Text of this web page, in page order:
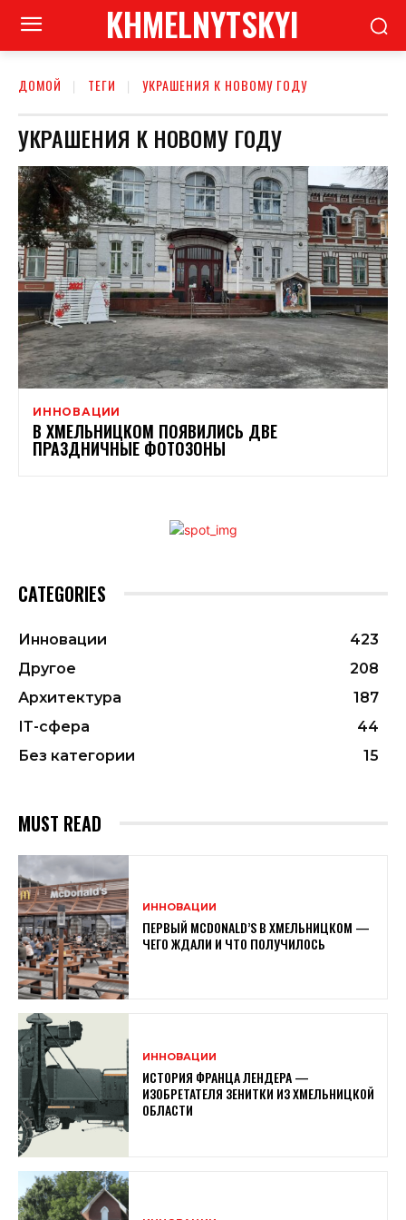
KHMELNYTSKYI
ДОМОЙ ТЕГИ УКРАШЕНИЯ К НОВОМУ ГОДУ
УКРАШЕНИЯ К НОВОМУ ГОДУ
ИННОВАЦИИ
В ХМЕЛЬНИЦКОМ ПОЯВИЛИСЬ ДВЕ
ПРАЗДНИЧНЫЕ ФОТОЗОНЫ
CATEGORIES
Инновации
423
Другое
208
Архитектура
187
ІТ-сфера
44
Без категории
15
MUST READ
ИННОВАЦИИ
ПЕРВЫЙ MCDONALD’S В ХМЕЛЬНИЦКОМ —
ЧЕГО ЖДАЛИ И ЧТО ПОЛУЧИЛОСЬ
ИННОВАЦИИ
ИСТОРИЯ ФРАНЦА ЛЕНДЕРА —
ИЗОБРЕТАТЕЛЯ ЗЕНИТКИ ИЗ ХМЕЛЬНИЦКОЙ
ОБЛАСТИ